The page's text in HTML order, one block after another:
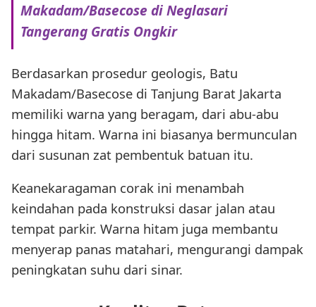
Makadam/Basecose di Neglasari
Tangerang Gratis Ongkir
Berdasarkan prosedur geologis, Batu
Makadam/Basecose di Tanjung Barat Jakarta
memiliki warna yang beragam, dari abu-abu
hingga hitam. Warna ini biasanya bermunculan
dari susunan zat pembentuk batuan itu.
Keanekaragaman corak ini menambah
keindahan pada konstruksi dasar jalan atau
tempat parkir. Warna hitam juga membantu
menyerap panas matahari, mengurangi dampak
peningkatan suhu dari sinar.